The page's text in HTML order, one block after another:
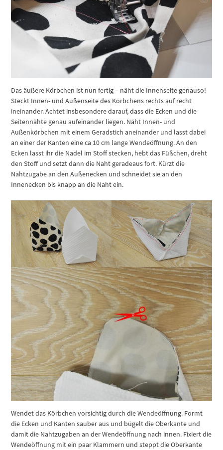
Das äußere Körbchen ist nun fertig – näht die Innenseite genauso!
Steckt Innen- und Außenseite des Körbchens rechts auf recht
ineinander. Achtet insbesondere darauf, dass die Ecken und die
Seitennähte genau aufeinander liegen. Näht Innen- und
Außenkörbchen mit einem Geradstich aneinander und lasst dabei
an einer der Kanten eine ca 10 cm lange Wendeöffnung. An den
Ecken lasst ihr die Nadel im Stoff stecken, hebt das Füßchen, dreht
den Stoff und setzt dann die Naht geradeaus fort. Kürzt die
Nahtzugabe an den Außenecken und schneidet sie an den
Innenecken bis knapp an die Naht ein.
Wendet das Körbchen vorsichtig durch die Wendeöffnung. Formt
die Ecken und Kanten sauber aus und bügelt die Oberkante und
damit die Nahtzugaben an der Wendeöffnung nach innen. Fixiert die
Wendeöffnung mit ein paar Klammern und steppt die Oberkante